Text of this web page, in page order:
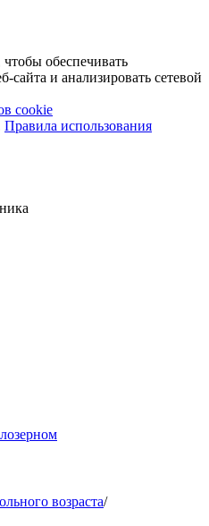
обеспечивать
сайта и анализировать сетевой
cookie
Правила использования
возраста/